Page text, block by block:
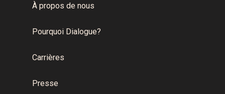
À propos de nous
Pourquoi Dialogue?
Carrières
Presse